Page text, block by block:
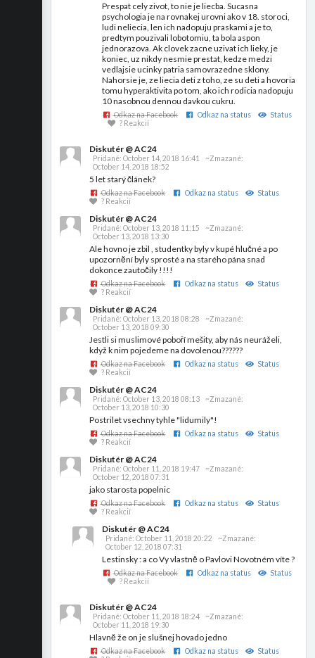
Prespat cely zivot, to nie je liecba. Sucasna
psychologia je na rovnakej urovni ako v 18. storoci,
ludi neliecia, len ich nadopuju praskami a je to,
predtym pouzivali lobotomiu, ta bola aspon
jednorazova. Ak clovek zacne uzivat ich lieky, je
koniec, uz nikdy nesmie prestat, kedze medzi
vedlajsie ucinky patria samovrazedne sklony.
Nahorsie je, ze liecia deti z toho, ze su deti a hovoria
tomu hyperaktivita po tom, ako ich rodicia nadopuju
10 nasobnou dennou davkou cukru.
Odkaz na Facebook Odkaz na status
Status
? Reakcií
Diskutér @ AC24
Pridané:October 14, 2018 16:41
~Zmazané:
October 14, 2018 18:52
5 let starý článek?
Odkaz na Facebook Odkaz na status
Status
? Reakcií
Diskutér @ AC24
Pridané:October 13, 2018 11:15
~Zmazané:
October 13, 2018 13:30
Ale hovno je zbil , studentky byly v kupé hlučné a po
upozornění byly sprosté a na starého pána snad
dokonce zautočily !!!!
Odkaz na Facebook Odkaz na status
Status
? Reakcií
Diskutér @ AC24
Pridané:October 13, 2018 08:28
~Zmazané:
October 13, 2018 09:30
Jestli si muslimové poboří mešity, aby nás neuráželi,
když k nim pojedeme na dovolenou??????
Odkaz na Facebook Odkaz na status
Status
? Reakcií
Diskutér @ AC24
Pridané:October 13, 2018 08:13
~Zmazané:
October 13, 2018 10:30
Postrilet vsechny tyhle "lidumily"!
Odkaz na Facebook Odkaz na status
Status
? Reakcií
Diskutér @ AC24
Pridané:October 11, 2018 19:47
~Zmazané:
October 12, 2018 07:31
jako starosta popelnic
Odkaz na Facebook Odkaz na status
Status
? Reakcií
Diskutér @ AC24
Pridané:October 11, 2018 20:22
~Zmazané:
October 12, 2018 07:31
Lestinsky : a co Vy vlastně o Pavlovi Novotném víte ?
Odkaz na Facebook Odkaz na status
Status
? Reakcií
Diskutér @ AC24
Pridané:October 11, 2018 18:24
~Zmazané:
October 11, 2018 19:30
Hlavně že on je slušnej hovado jedno
Odkaz na Facebook Odkaz na status
Status